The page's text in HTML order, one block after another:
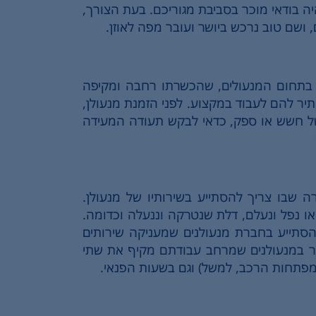
בודאי מוכר בסביבת מגוריכם. בעת הצורך,
טוב נרכש ביושר ועובר מפה לאוזן.
המנעולים, שהכשרתו רחבה ומקיפה
להם לעבוד במקצוע. לפני הזמנת מנעולן,
חשש או ספק, כדאי לבקש תעודה המעידה
שבו צריך להסתייע בשירותיו של מנעולן.
נפל ונעלם, דלת שנטרקה וננעלה וכדומה.
בחברת מנעולנים שמעניקה שירותים
במנעולנים שמרחב עבודתם מקיף את שתי
הרכב, למשל) וגם בשעות הפנאי.